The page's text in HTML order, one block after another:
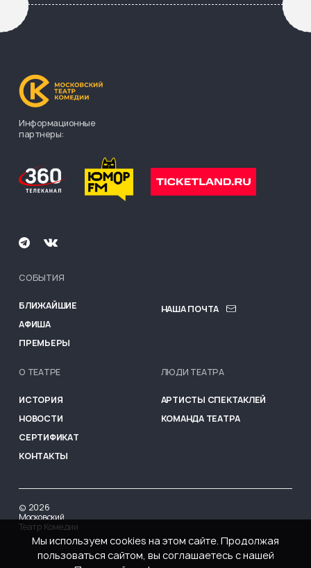
Информационные
партнеры:
MENU FOOTER
НАША ПОЧТА
СОБЫТИЯ
БЛИЖАЙШИЕ
АФИША
ПРЕМЬЕРЫ
О ТЕАТРЕ
ИСТОРИЯ
НОВОСТИ
СЕРТИФИКАТ
КОНТАКТЫ
ЛЮДИ ТЕАТРА
АРТИСТЫ СПЕКТАКЛЕЙ
КОМАНДА ТЕАТРА
© 2026
Московский
Театр Комедии
Мы используем cookies на этом сайте. Продолжая
пользоваться сайтом, вы соглашаетесь с нашей